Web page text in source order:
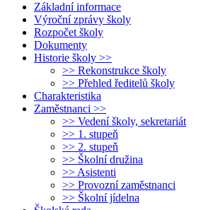
Základní informace
Výroční zprávy školy
Rozpočet školy
Dokumenty
Historie školy >>
>> Rekonstrukce školy
>> Přehled ředitelů školy
Charakteristika
Zaměstnanci >>
>> Vedení školy, sekretariát
>> 1. stupeň
>> 2. stupeň
>> Školní družina
>> Asistenti
>> Provozní zaměstnanci
>> Školní jídelna